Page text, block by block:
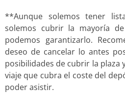
**Aunque solemos tener
solemos cubrir la mayoría
podemos garantizarlo.
deseo de cancelar lo antes
posibilidades de cubrir la plaza
viaje que cubra el coste del
poder asistir.